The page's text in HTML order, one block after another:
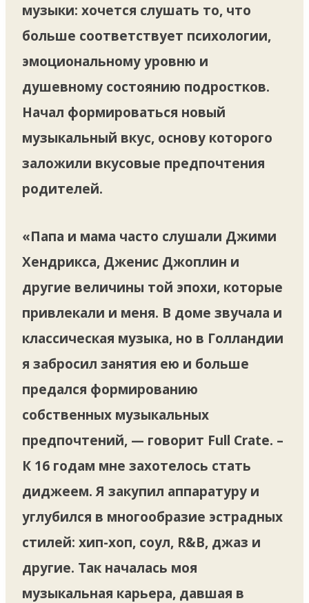
музыки: хочется слушать то, что
больше соответствует психологии,
эмоциональному уровню и
душевному состоянию подростков.
Начал формироваться новый
музыкальный вкус, основу которого
заложили вкусовые предпочтения
родителей.
«Папа и мама часто слушали Джими
Хендрикса, Дженис Джоплин и
другие величины той эпохи, которые
привлекали и меня. В доме звучала и
классическая музыка, но в Голландии
я забросил занятия ею и больше
предался формированию
собственных музыкальных
предпочтений, — говорит Full Crate. –
К 16 годам мне захотелось стать
диджеем. Я закупил аппаратуру и
углубился в многообразие эстрадных
стилей: хип-хоп, соул, R&B, джаз и
другие. Так началась моя
музыкальная карьера, давшая в